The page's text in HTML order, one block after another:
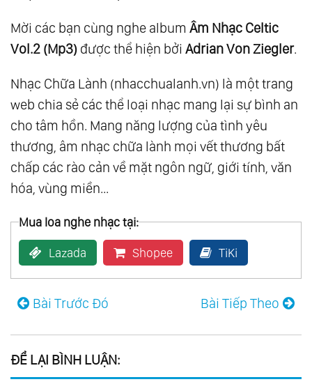
Mời các bạn cùng nghe album Âm Nhạc Celtic
Vol.2 (Mp3) được thể hiện bởi Adrian Von Ziegler.
Nhạc Chữa Lành (nhacchualanh.vn) là một trang
web chia sẻ các thể loại nhạc mang lại sự bình an
cho tâm hồn. Mang năng lượng của tình yêu
thương, âm nhạc chữa lành mọi vết thương bất
chấp các rào cản về mặt ngôn ngữ, giới tính, văn
hóa, vùng miền...
Mua loa nghe nhạc tại:
Lazada Shopee TiKi
Bài Trước Đó Bài Tiếp Theo
ĐỂ LẠI BÌNH LUẬN: